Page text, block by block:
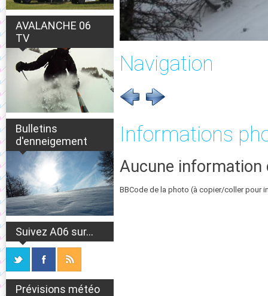
AVALANCHE 06
TV
Bulletins
d'enneigement
Suivez A06 sur...
Prévisions météo
Navigation
Informations
Aucune information
BBCode de la photo (à copier/coller pour